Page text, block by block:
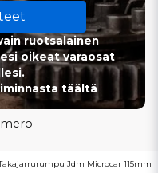
ruotsalainen
oikeat varaosat
täältä
Jdm Microcar 115mm